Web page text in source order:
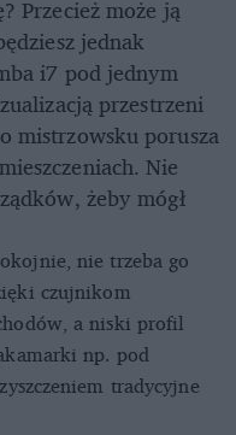
Przecież może ją
jednak
i7 pod jednym
przestrzeni
mistrzowsku porusza
Nie
żeby mógł
nie trzeba go
czujnikom
a niski profil
np. pod
tradycyjne